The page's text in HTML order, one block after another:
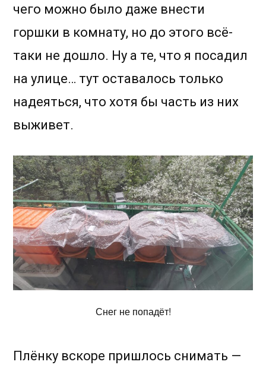
чего можно было даже внести
горшки в комнату, но до этого всё-
таки не дошло. Ну а те, что я посадил
на улице… тут оставалось только
надеяться, что хотя бы часть из них
выживет.
Снег не попадёт!
Плёнку вскоре пришлось снимать —